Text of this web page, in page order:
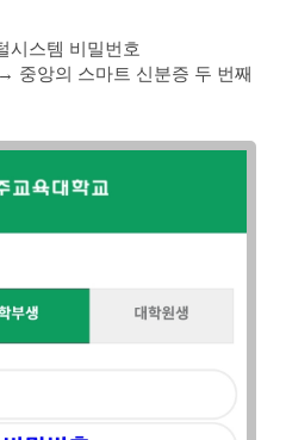
시스템 비밀번호
중앙의 스마트 신분증 두 번째